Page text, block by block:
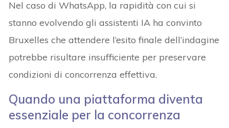
Nel caso di WhatsApp, la rapidità con cui si
stanno evolvendo gli assistenti IA ha convinto
Bruxelles che attendere l’esito finale dell’indagine
potrebbe risultare insufficiente per preservare
condizioni di concorrenza effettiva.
Quando una piattaforma diventa
essenziale per la concorrenza